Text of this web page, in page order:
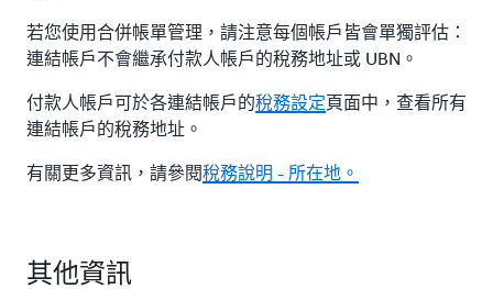
若您使用合併帳單管理，請注意每個帳戶皆會單獨評估：
連結帳戶不會繼承付款人帳戶的稅務地址或 UBN。
付款人帳戶可於各連結帳戶的稅務設定頁面中，查看所有
連結帳戶的稅務地址。
有關更多資訊，請參閱稅務說明 - 所在地。
其他資訊